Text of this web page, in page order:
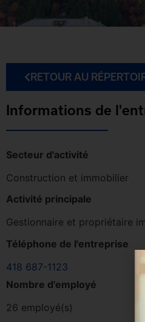
RETOUR AU
Informations de
Secteur d'activité
Construction et immobilier
Activité principale
Gestionnaire et propriétaire
Téléphone de l'entreprise
418 687-1123
Nombre d'employé
26 employé(s)